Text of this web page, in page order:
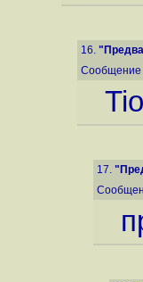
16.
Сообщение
17.